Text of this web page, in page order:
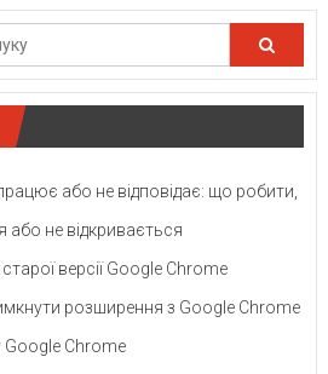
або не відповідає: що робити,
або не відкривається
версії Google Chrome
розширення з Google Chrome
Google Chrome